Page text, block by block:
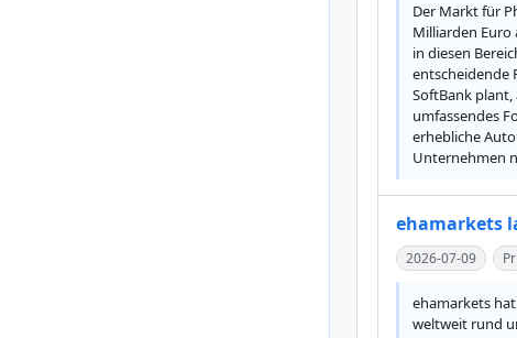
Der Markt für
Milliarden
in diesen
entscheidende
SoftBank
umfassendes
erhebliche
Unternehmen
ehamarkets
2026-07-09
ehamarkets
weltweit rund